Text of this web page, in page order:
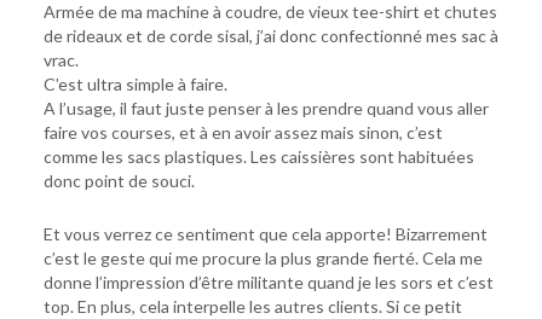
Armée de ma machine à coudre, de vieux tee-shirt et chutes
de rideaux et de corde sisal, j’ai donc confectionné mes sac à
vrac.
C’est ultra simple à faire.
A l’usage, il faut juste penser à les prendre quand vous aller
faire vos courses, et à en avoir assez mais sinon, c’est
comme les sacs plastiques. Les caissières sont habituées
donc point de souci.
Et vous verrez ce sentiment que cela apporte! Bizarrement
c’est le geste qui me procure la plus grande fierté. Cela me
donne l’impression d’être militante quand je les sors et c’est
top. En plus, cela interpelle les autres clients. Si ce petit